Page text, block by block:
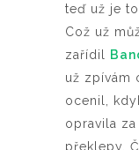
teď už je
Což už
zařídil
už zpívám
ocenil,
opravila
překlepy.